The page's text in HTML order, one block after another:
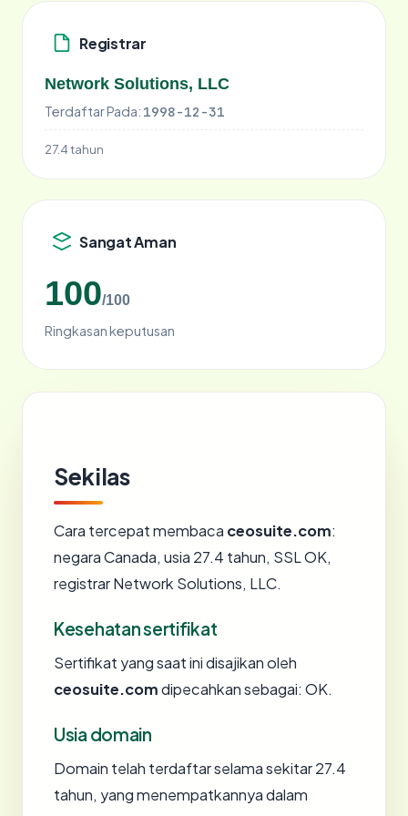
Registrar
Network Solutions, LLC
Terdaftar Pada: 1998-12-31
27.4 tahun
Sangat Aman
100/100
Ringkasan keputusan
Sekilas
Cara tercepat membaca ceosuite.com:
negara Canada, usia 27.4 tahun, SSL OK,
registrar Network Solutions, LLC.
Kesehatan sertifikat
Sertifikat yang saat ini disajikan oleh
ceosuite.comdipecahkan sebagai: OK.
Usia domain
Domain telah terdaftar selama sekitar 27.4
tahun, yang menempatkannya dalam